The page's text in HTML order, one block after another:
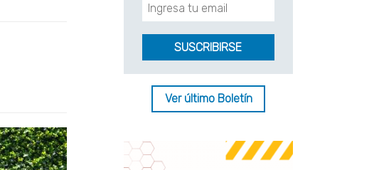
Ver último Boletín